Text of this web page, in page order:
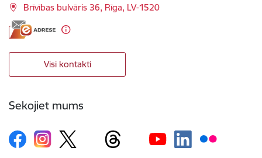
Brīvības bulvāris 36, Rīga, LV-1520
Visi kontakti
Sekojiet mums